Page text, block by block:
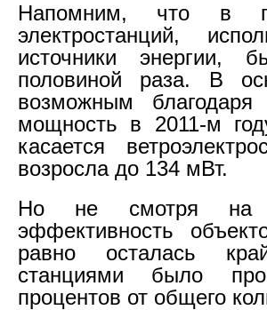
Напомним, что в
электростанций,
источники
половиной раза. В
возможным
мощность в 2011-м
касается
возросла до 134 мВт.
Но не смотря на
эффективность
равно осталась
станциями было
процентов от общего